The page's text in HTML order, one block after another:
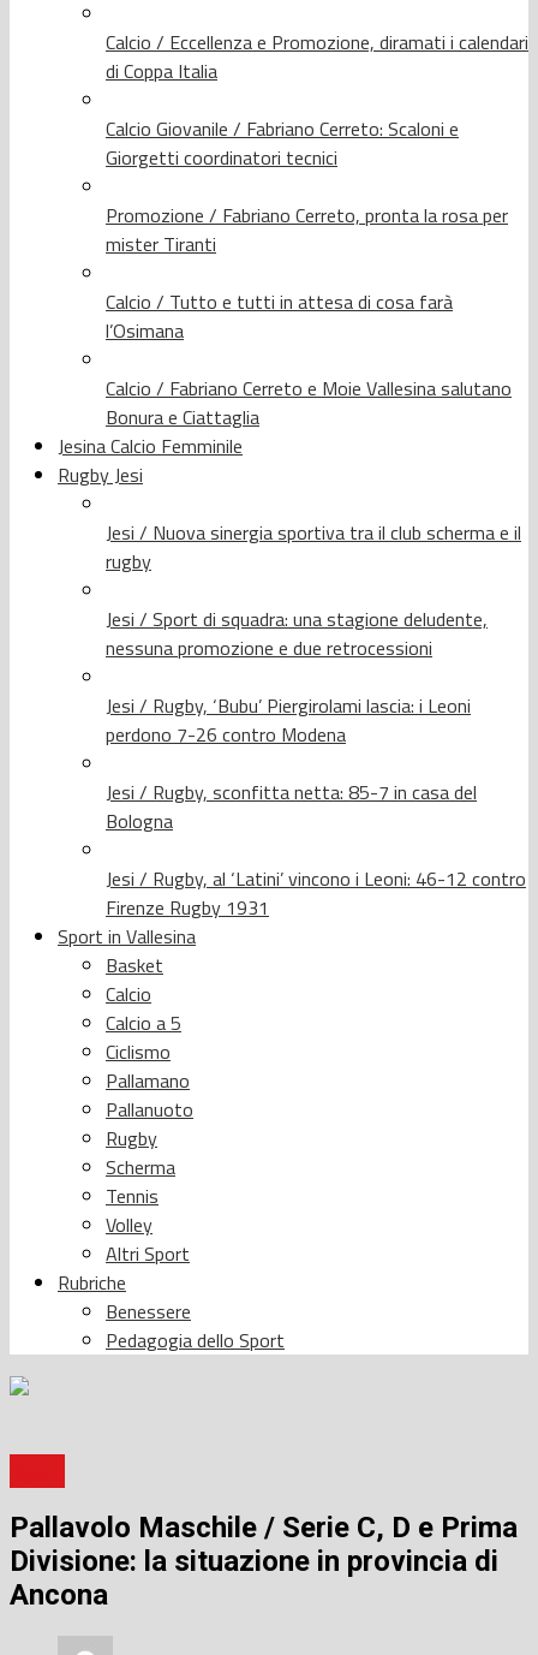
Calcio / Eccellenza e Promozione, diramati i calendari
di Coppa Italia
Calcio Giovanile / Fabriano Cerreto: Scaloni e
Giorgetti coordinatori tecnici
Promozione / Fabriano Cerreto, pronta la rosa per
mister Tiranti
Calcio / Tutto e tutti in attesa di cosa farà
l’Osimana
Calcio / Fabriano Cerreto e Moie Vallesina salutano
Bonura e Ciattaglia
Jesina Calcio Femminile
Rugby Jesi
Jesi / Nuova sinergia sportiva tra il club scherma e il
rugby
Jesi / Sport di squadra: una stagione deludente,
nessuna promozione e due retrocessioni
Jesi / Rugby, ‘Bubu’ Piergirolami lascia: i Leoni
perdono 7-26 contro Modena
Jesi / Rugby, sconfitta netta: 85-7 in casa del
Bologna
Jesi / Rugby, al ‘Latini’ vincono i Leoni: 46-12 contro
Firenze Rugby 1931
Sport in Vallesina
Basket
Calcio
Calcio a 5
Ciclismo
Pallamano
Pallanuoto
Rugby
Scherma
Tennis
Volley
Altri Sport
Rubriche
Benessere
Pedagogia dello Sport
Pallavolo Maschile / Serie C, D e Prima
Divisione: la situazione in provincia di
Ancona